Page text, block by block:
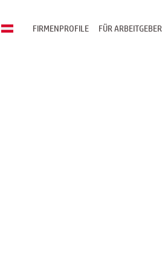
FÜR ARBEITGEBER
FIRMENPROFILE